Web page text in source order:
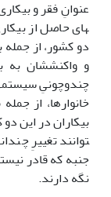
عنوانِ فقر و
های حاصل از
دو کشور، از جمله
و واکنش­شان به
چندوچونیِ
خانوارها، از
بیکاران در این دو
توانند تغییرِ
جنبه که قادر
نگه دارند.